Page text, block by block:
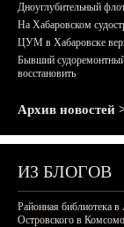
Дноуглубительный
На Хабаровском
ЦУМ в Хабаровске
Бывший
восстановить
Архив новостей
ИЗ БЛОГОВ
Районная библиотека
Островского в